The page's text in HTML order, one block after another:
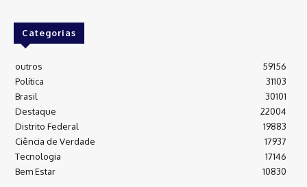
Categorias
outros
59156
Política
31103
Brasil
30101
Destaque
22004
Distrito Federal
19883
Ciência de Verdade
17937
Tecnologia
17146
Bem Estar
10830